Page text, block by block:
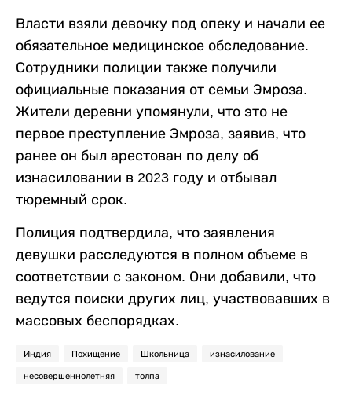
Власти взяли девочку под опеку и начали ее
обязательное медицинское обследование.
Сотрудники полиции также получили
официальные показания от семьи Эмроза.
Жители деревни упомянули, что это не
первое преступление Эмроза, заявив, что
ранее он был арестован по делу об
изнасиловании в 2023 году и отбывал
тюремный срок.
Полиция подтвердила, что заявления
девушки расследуются в полном объеме в
соответствии с законом. Они добавили, что
ведутся поиски других лиц, участвовавших в
массовых беспорядках.
Индия Похищение Школьница изнасилование
несовершеннолетняя толпа